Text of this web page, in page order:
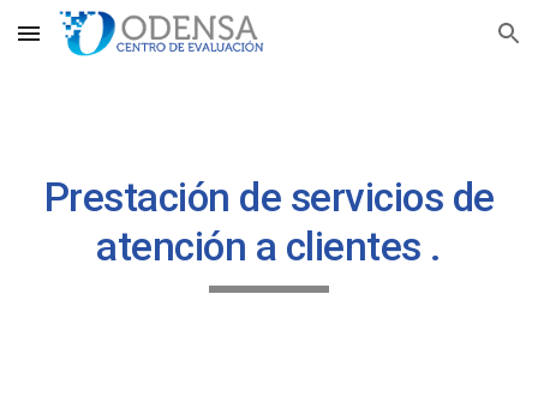
Skip to main content Skip to navigation
Prestación de servicios de
atención a clientes .